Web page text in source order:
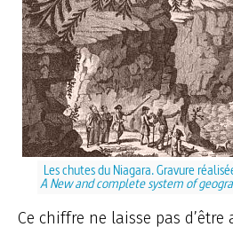
Les chutes du Niagara. Gravure
A New and complete system of
Ce chiffre ne laisse pas